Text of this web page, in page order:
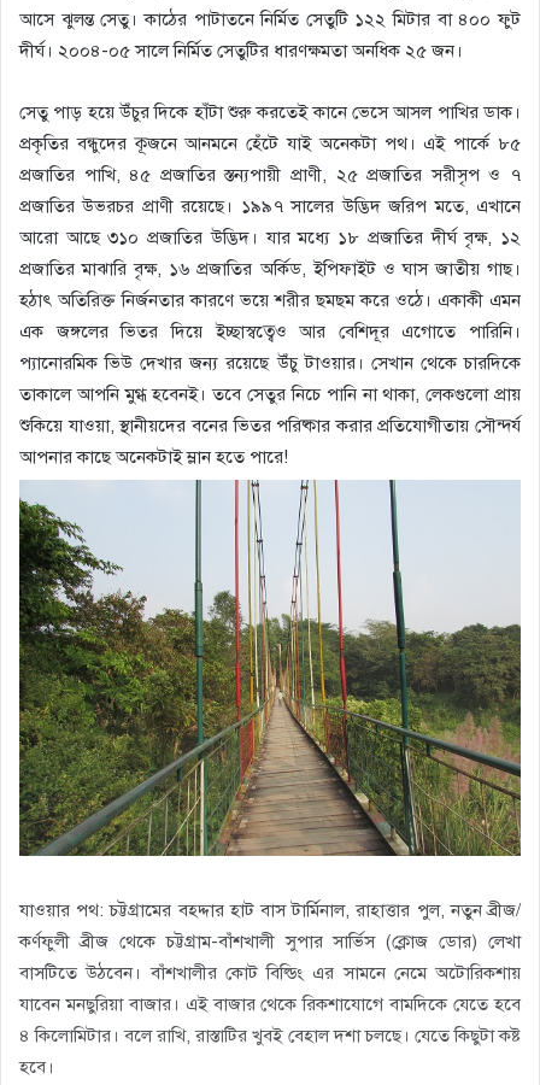
আসে ঝুলন্ত সেতু। কাঠের পাটাতনে নির্মিত সেতুটি ১২২ মিটার বা ৪০০ ফুট
দীর্ঘ। ২০০৪-০৫ সালে নির্মিত সেতুটির ধারণক্ষমতা অনধিক ২৫ জন।
সেতু পাড় হয়ে উঁচুর দিকে হাঁটা শুরু করতেই কানে ভেসে আসল পাখির ডাক।
প্রকৃতির বন্ধুদের কূজনে আনমনে হেঁটে যাই অনেকটা পথ। এই পার্কে ৮৫
প্রজাতির পাখি, ৪৫ প্রজাতির স্তন্যপায়ী প্রাণী, ২৫ প্রজাতির সরীসৃপ ও ৭
প্রজাতির উভরচর প্রাণী রয়েছে। ১৯৯৭ সালের উদ্ভিদ জরিপ মতে, এখানে
আরো আছে ৩১০ প্রজাতির উদ্ভিদ। যার মধ্যে ১৮ প্রজাতির দীর্ঘ বৃক্ষ, ১২
প্রজাতির মাঝারি বৃক্ষ, ১৬ প্রজাতির অর্কিড, ইপিফাইট ও ঘাস জাতীয় গাছ।
হঠাৎ অতিরিক্ত নির্জনতার কারণে ভয়ে শরীর ছমছম করে ওঠে। একাকী এমন
এক জঙ্গলের ভিতর দিয়ে ইচ্ছাস্বত্বেও আর বেশিদূর এগোতে পারিনি।
প্যানোরমিক ভিউ দেখার জন্য রয়েছে উঁচু টাওয়ার। সেখান থেকে চারদিকে
তাকালে আপনি মুগ্ধ হবেনই। তবে সেতুর নিচে পানি না থাকা, লেকগুলো প্রায়
শুকিয়ে যাওয়া, স্থানীয়দের বনের ভিতর পরিষ্কার করার প্রতিযোগীতায় সৌন্দর্য
আপনার কাছে অনেকটাই ম্লান হতে পারে!
যাওয়ার পথ: চট্টগ্রামের বহদ্দার হাট বাস টার্মিনাল, রাহাত্তার পুল, নতুন ব্রীজ/
কর্ণফুলী ব্রীজ থেকে চট্টগ্রাম-বাঁশখালী সুপার সার্ভিস (ক্লোজ ডোর) লেখা
বাসটিতে উঠবেন। বাঁশখালীর কোট বিল্ডিং এর সামনে নেমে অটোরিকশায়
যাবেন মনছুরিয়া বাজার। এই বাজার থেকে রিকশাযোগে বামদিকে যেতে হবে
৪ কিলোমিটার। বলে রাখি, রাস্তাটির খুবই বেহাল দশা চলছে। যেতে কিছুটা কষ্ট
হবে।